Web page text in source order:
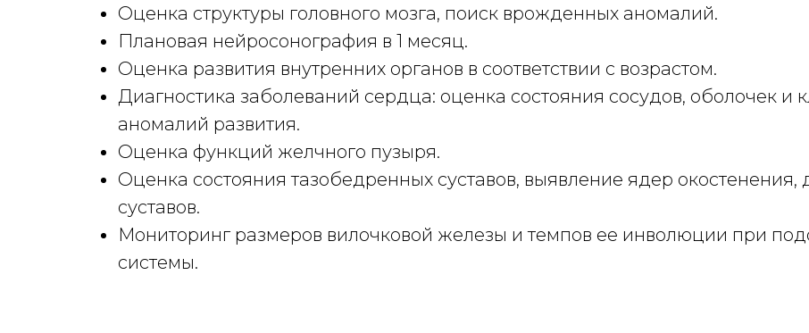
Оценка структуры головного мозга, поиск врожденных аномалий.
Плановая нейросонография в 1 месяц.
Оценка развития внутренних органов в соответствии с возрастом.
Диагностика заболеваний сердца: оценка состояния сосудов, оболочек и
аномалий развития.
Оценка функций желчного пузыря.
Оценка состояния тазобедренных суставов, выявление ядер окостенения,
суставов.
Мониторинг размеров вилочковой железы и темпов ее инволюции при
системы.